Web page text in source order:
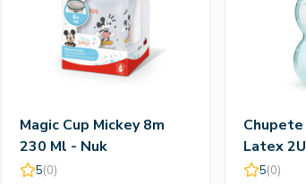
Magic Cup Mickey 8m
230 Ml - Nuk
5(0)
Latex
5(0)